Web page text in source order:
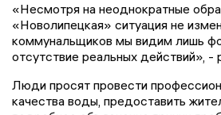
«Несмотря на неоднократные
«Новолипецкая» ситуация не
коммунальщиков мы видим лишь
отсутствие реальных действий», -
Люди просят провести
качества воды, предоставить